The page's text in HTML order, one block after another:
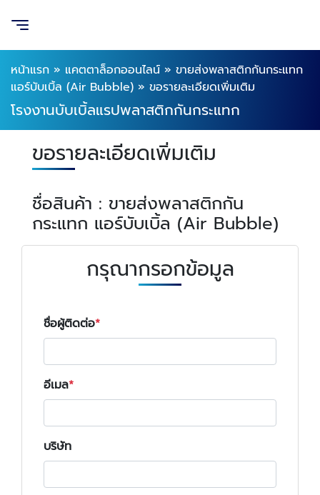
หน้าแรก » แคตตาล็อกออนไลน์ » ขายส่งพลาสติกกันกระแทก
แอร์บับเบิ้ล (Air Bubble) » ขอรายละเอียดเพิ่มเติม
โรงงานบับเบิ้ลแรปพลาสติกกันกระแทก
ขอรายละเอียดเพิ่มเติม
ชื่อสินค้า : ขายส่งพลาสติกกัน
กระแทก แอร์บับเบิ้ล (Air Bubble)
กรุณากรอกข้อมูล
ชื่อผู้ติดต่อ
อีเมล
บริษัท